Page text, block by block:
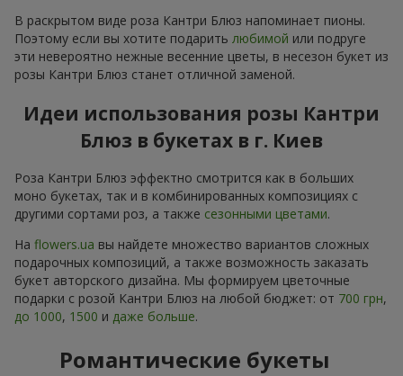
В раскрытом виде роза Кантри Блюз напоминает пионы.
Поэтому если вы хотите подарить любимой или подруге
эти невероятно нежные весенние цветы, в несезон букет из
розы Кантри Блюз станет отличной заменой.
Идеи использования розы Кантри
Блюз в букетах в г. Киев
Роза Кантри Блюз эффектно смотрится как в больших
моно букетах, так и в комбинированных композициях с
другими сортами роз, а также сезонными цветами.
На flowers.ua вы найдете множество вариантов сложных
подарочных композиций, а также возможность заказать
букет авторского дизайна. Мы формируем цветочные
подарки с розой Кантри Блюз на любой бюджет: от 700 грн,
до 1000, 1500 и даже больше.
Романтические букеты